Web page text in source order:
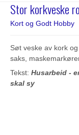
Stor korkveske
Kort og Godt Hobby
Søt veske av kork
saks,
Tekst:Husarbeid -
skal sy